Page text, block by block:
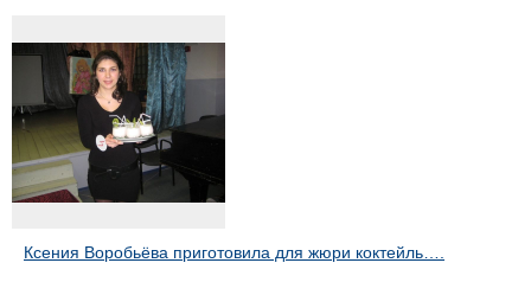
Ксения Воробьёва приготовила для жюри коктейль….